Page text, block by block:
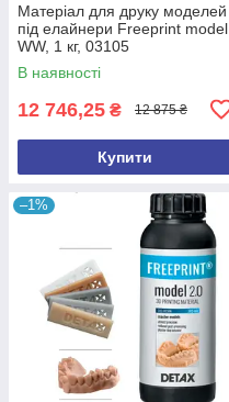
Матеріал для друку моделей
під елайнери Freeprint model
WW, 1 кг, 03105
В наявності
12 746,25 ₴ 12 875 ₴
Купити
–1%